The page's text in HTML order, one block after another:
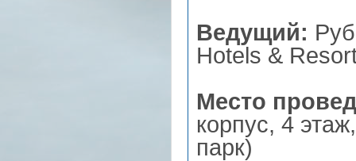
Ведущий:
Hotels &
Место
корпус, 4
парк)